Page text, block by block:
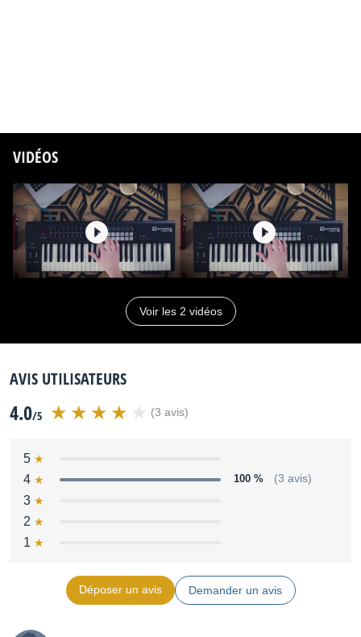
VIDÉOS
Voir les 2 vidéos
AVIS UTILISATEURS
4.0/5 (3 avis)
5
4
100 % (3 avis)
3
2
1
Déposer un avis Demander un avis